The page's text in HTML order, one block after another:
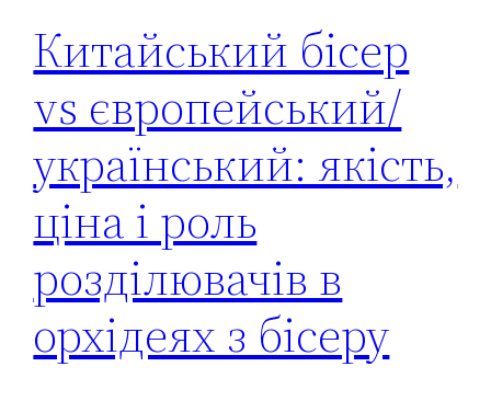
Китайський бісер
vs європейський/
український: якість,
ціна і роль
розділювачів в
орхідеях з бісеру